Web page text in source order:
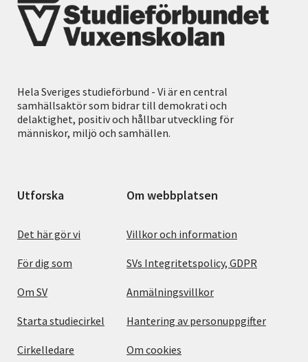
Hela Sveriges studieförbund - Vi är en central
samhällsaktör som bidrar till demokrati och
delaktighet, positiv och hållbar utveckling för
människor, miljö och samhällen.
Utforska
Det här gör vi
För dig som
Om SV
Starta studiecirkel
Cirkelledare
Om webbplatsen
Villkor och information
SVs Integritetspolicy, GDPR
Anmälningsvillkor
Hantering av personuppgifter
Om cookies